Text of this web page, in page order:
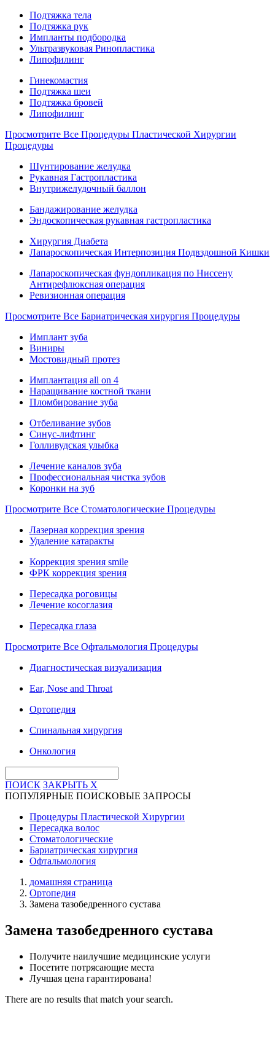
Подтяжка тела
Подтяжка рук
Импланты подбородка
Ультразвуковая Ринопластика
Липофилинг
Гинекомастия
Подтяжка шеи
Подтяжка бровей
Липофилинг
Просмотрите Все Процедуры Пластической Хирургии
Процедуры
Шунтирование желудка
Рукавная Гастропластика
Внутрижелудочный баллон
Бандажирование желудка
Эндоскопическая рукавная гастропластика
Хирургия Диабета
Лапароскопическая Интерпозиция Подвздошной Кишки
Лапароскопическая фундопликация по Ниссену
Антирефлюксная операция
Ревизионная операция
Просмотрите Все Бариатрическая хирургия Процедуры
Имплант зуба
Виниры
Мостовидный протез
Имплантация all on 4
Наращивание костной ткани
Пломбирование зуба
Отбеливание зубов
Синус-лифтинг
Голливудская улыбка
Лечение каналов зуба
Профессиональная чистка зубов
Коронки на зуб
Просмотрите Все Стоматологические Процедуры
Лазерная коррекция зрения
Удаление катаракты
Коррекция зрения smile
ФРК коррекция зрения
Пересадка роговицы
Лечение косоглазия
Пересадка глаза
Просмотрите Все Офтальмология Процедуры
Диагностическая визуализация
Ear, Nose and Throat
Ортопедия
Спинальная хирургия
Онкология
ПОИСК ЗАКРЫТЬ X
ПОПУЛЯРНЫЕ ПОИСКОВЫЕ ЗАПРОСЫ
Процедуры Пластической Хирургии
Пересадка волос
Стоматологические
Бариатрическая хирургия
Офтальмология
домашняя страница
Ортопедия
Замена тазобедренного сустава
Замена тазобедренного сустава
Получите наилучшие медицинские услуги
Посетите потрясающие места
Лучшая цена гарантирована!
There are no results that match your search.